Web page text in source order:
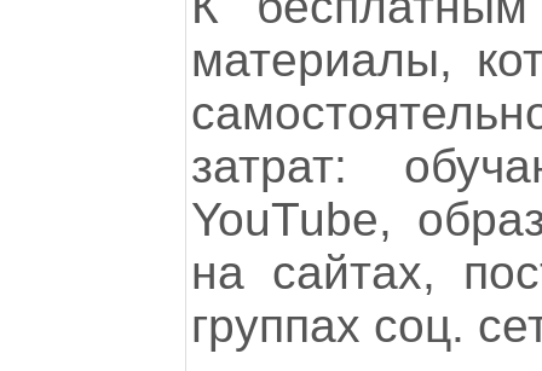
материалы,
затрат:
YouTube,
на сайтах,
группах соц.